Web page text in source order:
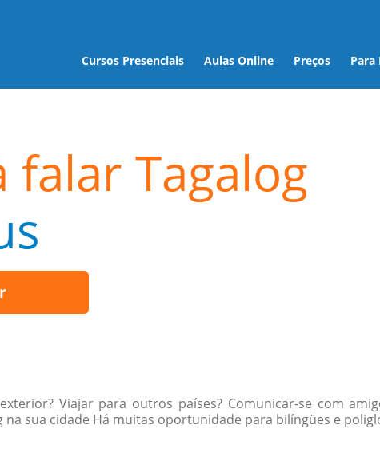
Cursos Presenciais Aulas Online Preços Para
falar Tagalog
Viajar para outros países? Comunicar-se com
na sua cidade Há muitas oportunidade para bilíngües e